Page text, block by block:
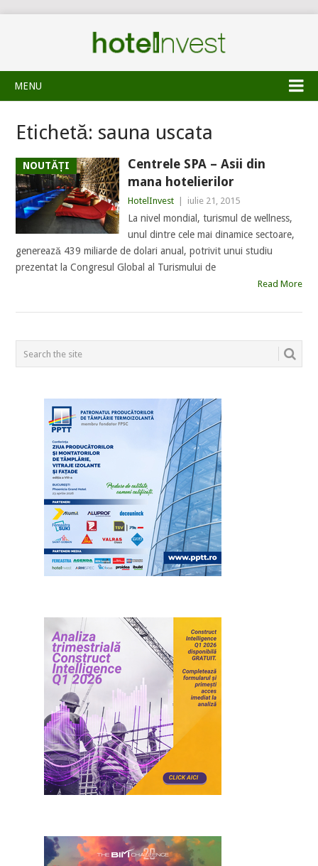
MENU
Etichetă: sauna uscata
NOUTĂȚI
Centrele SPA – Asii din
mana hotelierilor
HotelInvest iulie 21, 2015
La nivel mondial, turismul de wellness,
unul dintre cele mai dinamice sectoare,
generează 439 miliarde de dolari anual, potrivit unui studiu
prezentat la Congresul Global al Turismului de
Read More
POSTS
NAVIGATION